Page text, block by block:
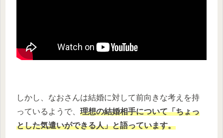
しかし、なおさんは結婚に対して前向きな考えを持
っているようで、 理想の結婚相手について「ちょっ
とした気遣いができる人」と語っています。